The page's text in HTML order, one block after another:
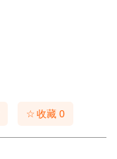
☆收藏 0